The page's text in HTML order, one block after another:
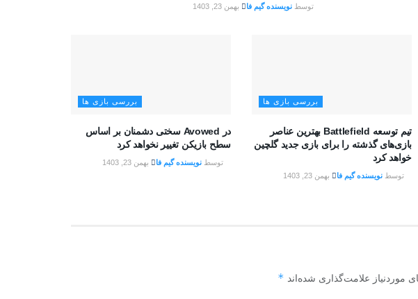
توسط نویسنده گیم فا بهمن 23, 1403
بررسی بازی ها
تیم توسعه Battlefield بهترین عناصر
بازی‌های گذشته را برای بازی جدید گلچین
خواهد کرد
توسط نویسنده گیم فا بهمن 23, 1403
بررسی بازی ها
در Avowed سختی دشمنان بر اساس
سطح بازیکن تغییر نخواهد کرد
توسط نویسنده گیم فا بهمن 23, 1403
موردنیاز علامت‌گذاری شده‌اند *